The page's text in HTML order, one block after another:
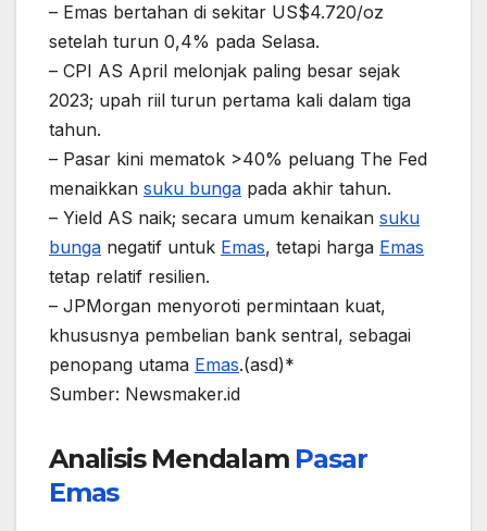
– Emas bertahan di sekitar US$4.720/oz
setelah turun 0,4% pada Selasa.
– CPI AS April melonjak paling besar sejak
2023; upah riil turun pertama kali dalam tiga
tahun.
– Pasar kini mematok >40% peluang The Fed
menaikkan suku bunga pada akhir tahun.
– Yield AS naik; secara umum kenaikan suku
bunga negatif untuk Emas, tetapi harga Emas
tetap relatif resilien.
– JPMorgan menyoroti permintaan kuat,
khususnya pembelian bank sentral, sebagai
penopang utama Emas.(asd)*
Sumber: Newsmaker.id
Analisis Mendalam Pasar
Emas